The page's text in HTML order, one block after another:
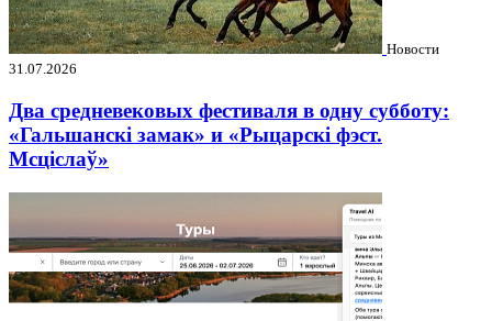
Новости
31.07.2026
Два средневековых фестиваля в одну субботу:
«Гальшанскі замак» и «Рыцарскі фэст.
Мсціслаў»